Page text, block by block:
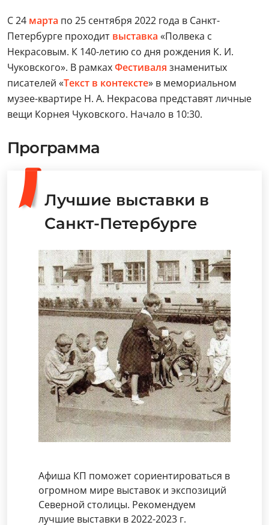
С 24 марта по 25 сентября 2022 года в Санкт-
Петербурге проходит выставка «Полвека с
Некрасовым. К 140-летию со дня рождения К. И.
Чуковского». В рамкахФестиваля знаменитых
писателей «Текст в контексте» в мемориальном
музее-квартире Н. А. Некрасова представят личные
вещи Корнея Чуковского. Начало в 10:30.
Программа
Лучшие выставки в
Санкт-Петербурге
Афиша КП поможет сориентироваться в
огромном мире выставок и экспозиций
Северной столицы. Рекомендуем
лучшие выставки в 2022-2023 г.